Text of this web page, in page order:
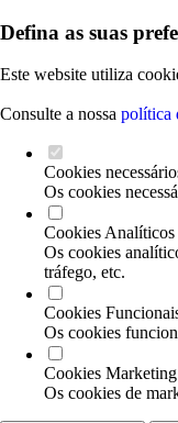
Defina as suas
Este website utiliza
Consulte a nossa política
Cookies
Os cookies
Cookies Analíticos
Os cookies
tráfego, etc.
Cookies
Os cookies
Cookies Marketing
Os cookies de